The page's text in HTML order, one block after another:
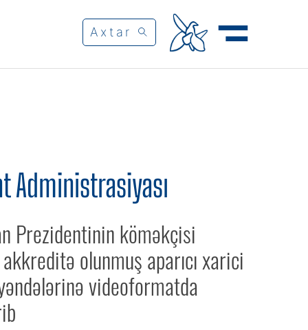
Administrasiyası
Prezidentinin köməkçisi
olunmuş aparıcı xarici
videoformatda